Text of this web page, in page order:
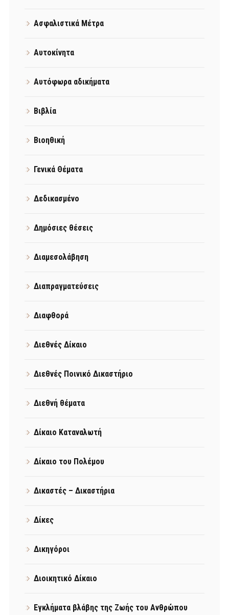
Ασφαλιστικά Μέτρα
Αυτοκίνητα
Αυτόφωρα αδικήματα
Βιβλία
Βιοηθική
Γενικά Θέματα
Δεδικασμένο
Δημόσιες θέσεις
Διαμεσολάβηση
Διαπραγματεύσεις
Διαφθορά
Διεθνές Δίκαιο
Διεθνές Ποινικό Δικαστήριο
Διεθνή θέματα
Δίκαιο Καταναλωτή
Δίκαιο του Πολέμου
Δικαστές – Δικαστήρια
Δίκες
Δικηγόροι
Διοικητικό Δίκαιο
Εγκλήματα βλάβης της Ζωής του Ανθρώπου